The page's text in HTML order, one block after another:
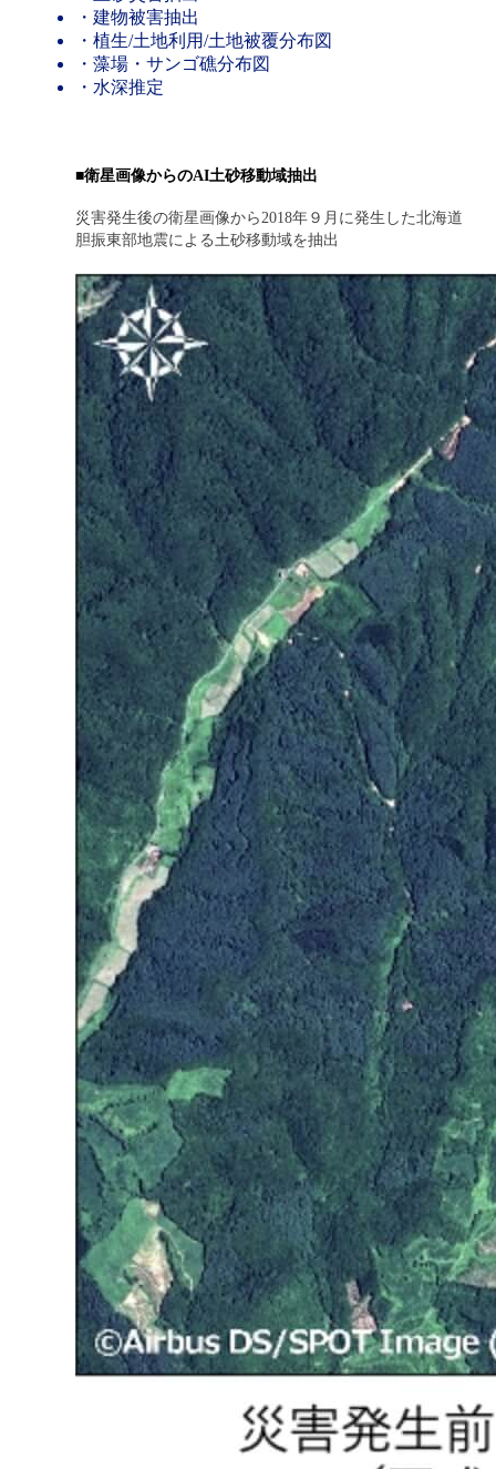
・建物被害抽出
・植生/土地利用/土地被覆分布図
・藻場・サンゴ礁分布図
・水深推定
■衛星画像からのAI土砂移動域抽出
災害発生後の衛星画像から2018年９月に発生した北海道
胆振東部地震による土砂移動域を抽出